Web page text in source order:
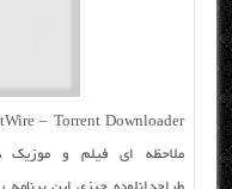
ملاحظه ای فیلم و موزیک